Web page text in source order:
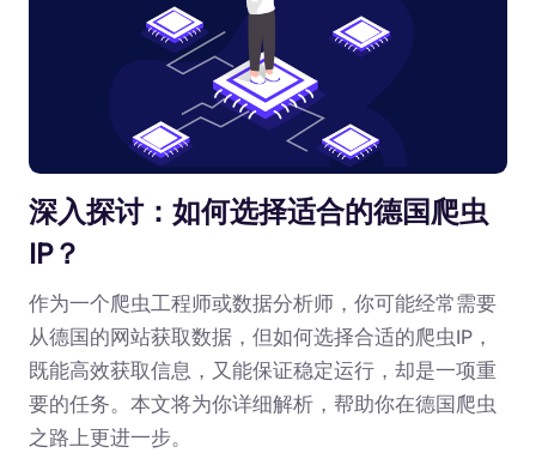
深入探讨：如何选择适合的德国爬虫
IP？
作为一个爬虫工程师或数据分析师，你可能经常需要
从德国的网站获取数据，但如何选择合适的爬虫IP，
既能高效获取信息，又能保证稳定运行，却是一项重
要的任务。本文将为你详细解析，帮助你在德国爬虫
之路上更进一步。